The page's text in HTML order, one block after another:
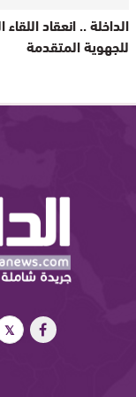
الداخلة .. انعقاد
للجهوية المتقدمة